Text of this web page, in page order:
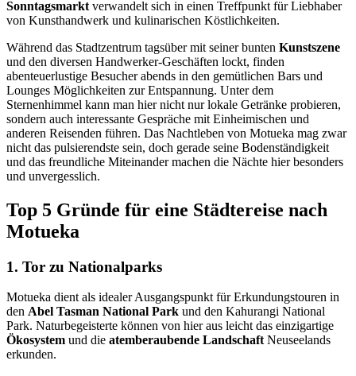
Sonntagsmarkt verwandelt sich in einen Treffpunkt für Liebhaber
von Kunsthandwerk und kulinarischen Köstlichkeiten.
Während das Stadtzentrum tagsüber mit seiner bunten Kunstszene
und den diversen Handwerker-Geschäften lockt, finden
abenteuerlustige Besucher abends in den gemütlichen Bars und
Lounges Möglichkeiten zur Entspannung. Unter dem
Sternenhimmel kann man hier nicht nur lokale Getränke probieren,
sondern auch interessante Gespräche mit Einheimischen und
anderen Reisenden führen. Das Nachtleben von Motueka mag zwar
nicht das pulsierendste sein, doch gerade seine Bodenständigkeit
und das freundliche Miteinander machen die Nächte hier besonders
und unvergesslich.
Top 5 Gründe für eine Städtereise nach
Motueka
1. Tor zu Nationalparks
Motueka dient als idealer Ausgangspunkt für Erkundungstouren in
den Abel Tasman National Park und den Kahurangi National
Park. Naturbegeisterte können von hier aus leicht das einzigartige
Ökosystem und die atemberaubende Landschaft Neuseelands
erkunden.